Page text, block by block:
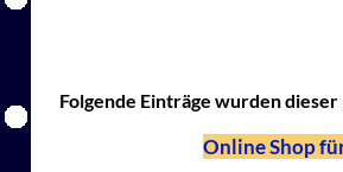
Folgende Einträge wurden
Online Shop